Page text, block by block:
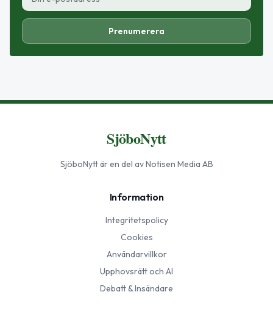
Prenumerera
SjöboNytt
SjöboNyttär en del av Notisen Media AB
Information
Integritetspolicy
Cookies
Användarvillkor
Upphovsrätt och AI
Debatt & Insändare